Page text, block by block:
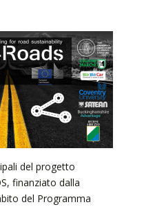
del progetto
finanziato dalla
del Programma